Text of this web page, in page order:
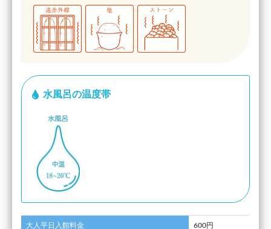
水風呂の温度帯
大人平日入館料金 600円